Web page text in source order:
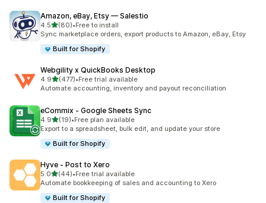
Amazon, eBay, Etsy — Salestio
4.5เต็ม 5 ดาว
(80)
ทั้งหมด 80 รีวิว
•Free to install
Sync marketplace orders, export products to Amazon, eBay, Etsy
Built for Shopify
Webgility x QuickBooks Desktop
4.9เต็ม 5 ดาว
(477)
ทั้งหมด 477 รีวิว
•Free trial available
Automate accounting, inventory and payout reconciliation
eCommix ‑ Google Sheets Sync
4.9เต็ม 5 ดาว
(19)
ทั้งหมด 19 รีวิว
•Free plan available
Export to a spreadsheet, bulk edit, and update your store
Built for Shopify
Hyve ‑ Post to Xero
5.0เต็ม 5 ดาว
(44)
ทั้งหมด 44 รีวิว
•Free trial available
Automate bookkeeping of sales and accounting to Xero
Built for Shopify